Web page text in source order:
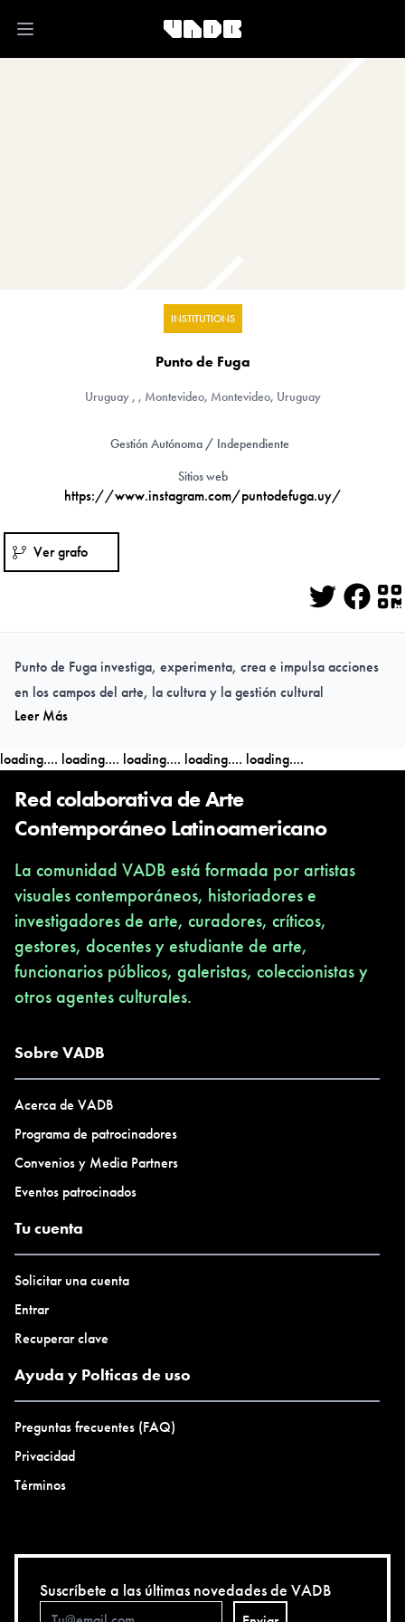
Open main menu
INSTITUTIONS
Punto de Fuga
Uruguay, , Montevideo, Montevideo, Uruguay
Gestión Autónoma / Independiente
Sitios web
https://www.instagram.com/puntodefuga.uy/
Ver grafo
Twitter
Punto de Fuga investiga, experimenta, crea e impulsa acciones
en los campos del arte, la cultura y la gestión cultural
Leer Más
loading.... loading.... loading.... loading.... loading....
Red colaborativa de Arte
Contemporáneo Latinoamericano
La comunidad VADB está formada por artistas
visuales contemporáneos, historiadores e
investigadores de arte, curadores, críticos,
gestores, docentes y estudiante de arte,
funcionarios públicos, galeristas, coleccionistas y
otros agentes culturales.
Sobre VADB
Acerca de VADB
Programa de patrocinadores
Convenios y Media Partners
Eventos patrocinados
Tu cuenta
Solicitar una cuenta
Entrar
Recuperar clave
Ayuda y Polticas de uso
Preguntas frecuentes (FAQ)
Privacidad
Términos
Suscríbete a las últimas novedades de VADB